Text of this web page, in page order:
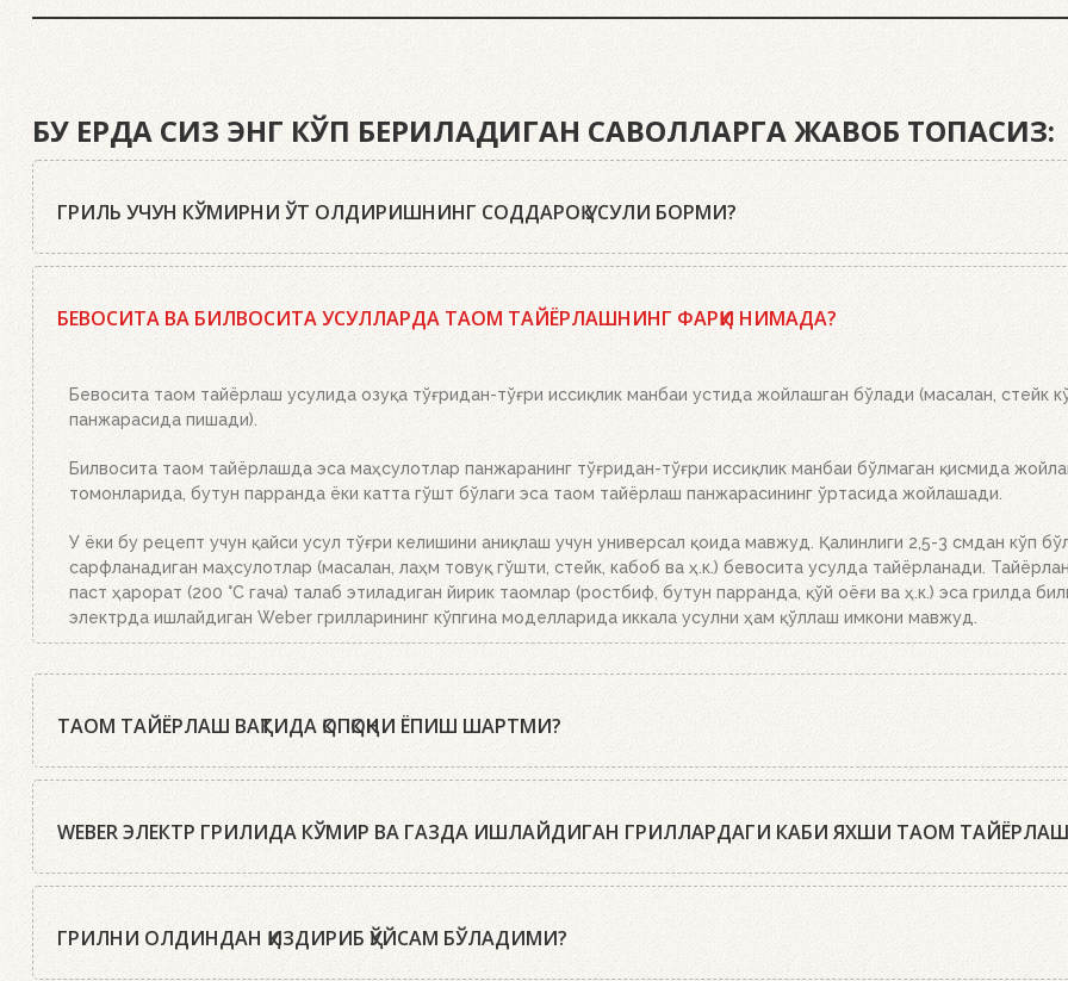
БУ ЕРДА СИЗ ЭНГ КЎП БЕРИЛАДИГАН САВОЛЛАРГА ЖАВОБ ТОПАСИЗ:
ГРИЛЬ УЧУН КЎМИРНИ ЎТ ОЛДИРИШНИНГ СОДДАРОҚ УСУЛИ БОРМИ?
мосламасини зарур миқдордаги кўмир ёки брикетлар билан тўлдиринг, кўмир панжараси устига икки-учта ўт олдириш
БЕВОСИТА ВА БИЛВОСИТА УСУЛЛАРДА ТАОМ ТАЙЁРЛАШНИНГ ФАРҚИ НИМАДА?
Бевосита таом тайёрлаш усулида озуқа тўғридан-тўғри иссиқлик манбаи устида жойлашган бўлади (масалан, стейк
панжарасида пишади).
Билвосита таом тайёрлашда эса маҳсулотлар панжаранинг тўғридан-тўғри иссиқлик манбаи бўлмаган қисмида
томонларида, бутун парранда ёки катта гўшт бўлаги эса таом тайёрлаш панжарасининг ўртасида жойлашади.
У ёки бу рецепт учун қайси усул тўғри келишини аниқлаш учун универсал қоида мавжуд. Қалинлиги 2,5-3 смдан кўп
сарфланадиган маҳсулотлар (масалан, лаҳм товуқ гўшти, стейк, кабоб ва ҳ.к.) бевосита усулда тайёрланади.
паст ҳарорат (200 °C гача) талаб этиладиган йирик таомлар (ростбиф, бутун парранда, қўй оёғи ва ҳ.к.) эса грилда
электрда ишлайдиган Weber грилларининг кўпгина моделларида иккала усулни ҳам қўллаш имкони мавжуд.
ТАОМ ТАЙЁРЛАШ ВАҚТИДА ҚОПҚОҚНИ ЁПИШ ШАРТМИ?
даражада бўлиши учун қопқоқ икки мартагина очилади: биринчи марта гўштни қўйиш учун, иккинчи марта – уни ўгириш
Хоҳ кўмир, хоҳ газда бўлсин, ёпиқ қопқоқ остида тайёрланган таомлар ширалироқ ва хушбўйроқ бўлади. Ёпиқ қопқоқ
кучлироқ қизийди ва маҳсулотларни яхшилаб қовуради, зиравор ва дориворларнинг хуш иси эса сақланиб қолади.
ловуллаб кетиш хавфи камаяди. Очиқ қопқоқ билан эса таомлар узоқроқ вақт тайёрланади ва қуруқроқ бўлиб қолади.
WEBER ЭЛЕКТР ГРИЛИДА КЎМИР ВА ГАЗДА ИШЛАЙДИГАН ГРИЛЛАРДАГИ КАБИ ЯХШИ ТАОМ
таъминлаб беради. Бундан ташқари электр грилларда чўян панжаралар бор, уларнинг сатҳи яхши қизийди ва
ГРИЛНИ ОЛДИНДАН ҚИЗДИРИБ ҚЎЙСАМ БЎЛАДИМИ?